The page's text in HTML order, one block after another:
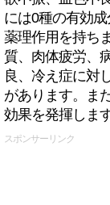
には0種の有効
薬理作用を持ち
質、肉体疲労、
良、冷え症に対
があります。ま
効果を発揮します
スポンサーリンク